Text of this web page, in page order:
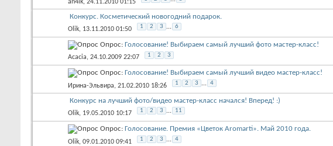
an4ik, 24.11.2010 01:15
Конкурс. Косметический новогодний подарок.
Olik, 13.11.2010 01:50 1 2 3 ... 6
Опрос: Голосование! Выбираем самый лучший фото мастер-класс!
Acacia, 24.10.2009 22:07 1 2 3
Опрос: Голосование! Выбираем самый лучший видео мастер-класс!
Ирина-Эльвира, 21.02.2010 18:26 1 2 3 ... 4
Конкурс на лучший фото/видео мастер-класс начался! Вперед! :)
Olik, 19.05.2010 10:17 1 2 3 ... 11
Опрос: Голосование. Премия «Цветок Aromarti». Май 2010 года.
Olik, 09.01.2010 09:41 1 2 3 ... 4